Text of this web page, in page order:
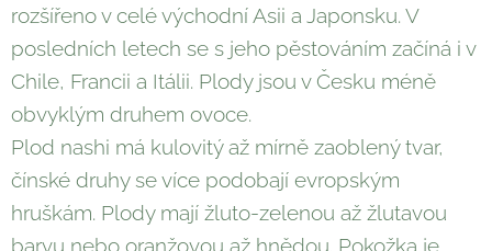
rozšířeno v celé východní Asii a Japonsku. V
posledních letech se s jeho pěstováním začíná i v
Chile, Francii a Itálii. Plody jsou v Česku méně
obvyklým druhem ovoce.
Plod nashi má kulovitý až mírně zaoblený tvar,
čínské druhy se více podobají evropským
hruškám. Plody mají žluto-zelenou až žlutavou
barvu nebo oranžovou až hnědou. Pokožka je